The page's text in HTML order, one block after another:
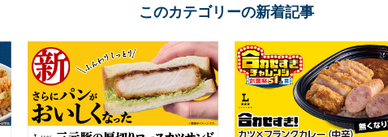
このカテゴリーの新着記事